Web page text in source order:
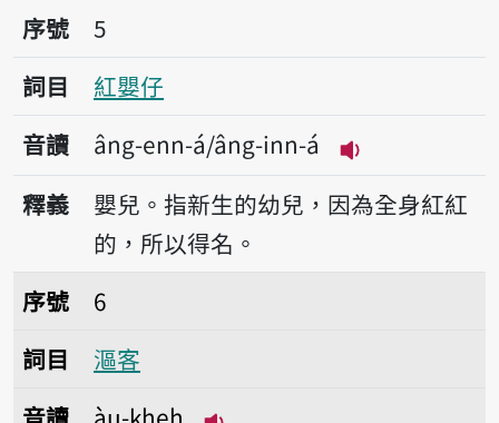
序號5紅嬰仔
序號
5
詞目
紅嬰仔
音讀
âng-enn-á/âng-inn-á
播放音讀âng-
釋義
嬰兒。指新生的幼兒，因為全身紅紅
的，所以得名。
序號6漚客
序號
6
詞目
漚客